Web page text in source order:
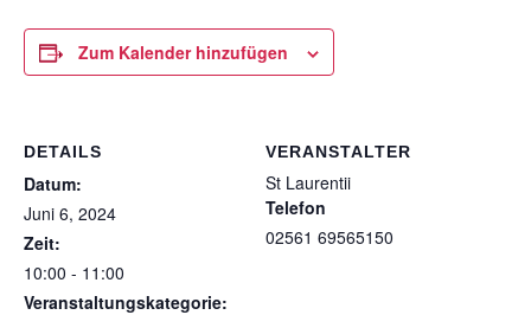
Zum Kalender hinzufügen
DETAILS
Datum:
Juni 6, 2024
Zeit:
10:00 - 11:00
Veranstaltungskategorie:
VERANSTALTER
St Laurentii
Telefon
02561 69565150